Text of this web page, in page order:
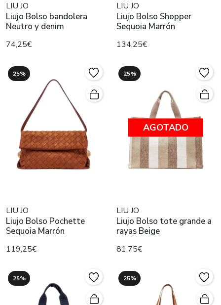
LIU JO
Liujo Bolso bandolera
Neutro y denim
74,25€
LIU JO
Liujo Bolso Shopper
Sequoia Marrón
134,25€
25%
LIU JO
Liujo Bolso Pochette
Sequoia Marrón
119,25€
25%
AGOTADO
LIU JO
Liujo Bolso tote grande a
rayas Beige
81,75€
25% 25%